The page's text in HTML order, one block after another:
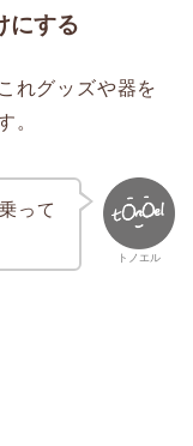
にする
れグッズや器を
。
トノエル
って